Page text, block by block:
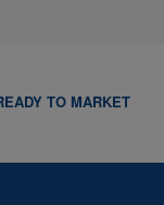
TO MARKET